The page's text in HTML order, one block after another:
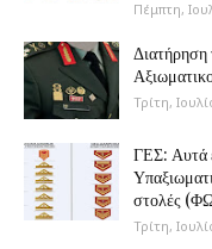
Πέμπτη,
Διατήρηση
Τρίτη,
ΓΕΣ: Αυτά
στολές
Τρίτη,